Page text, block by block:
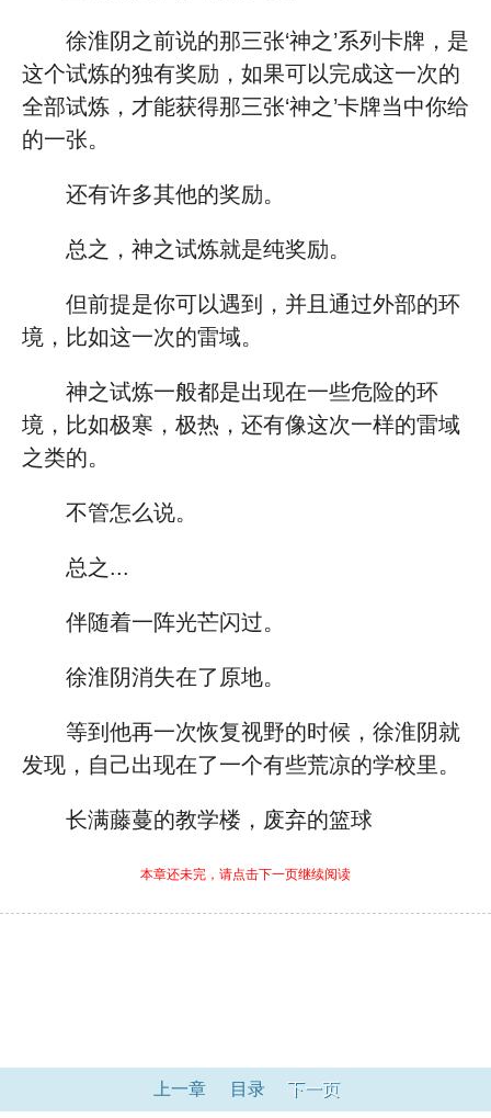
徐淮阴之前说的那三张‘神之’系列卡牌，是
这个试炼的独有奖励，如果可以完成这一次的
全部试炼，才能获得那三张‘神之’卡牌当中你给
的一张。
还有许多其他的奖励。
总之，神之试炼就是纯奖励。
但前提是你可以遇到，并且通过外部的环
境，比如这一次的雷域。
神之试炼一般都是出现在一些危险的环
境，比如极寒，极热，还有像这次一样的雷域
之类的。
不管怎么说。
总之...
伴随着一阵光芒闪过。
徐淮阴消失在了原地。
等到他再一次恢复视野的时候，徐淮阴就
发现，自己出现在了一个有些荒凉的学校里。
长满藤蔓的教学楼，废弃的篮球
本章还未完，请点击下一页继续阅读
上一章 目录 下一页